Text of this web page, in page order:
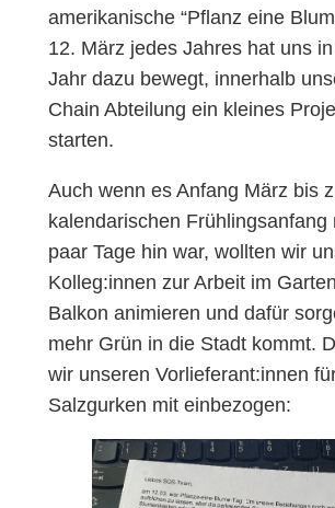
amerikanische “Pflanz eine
12. März jedes Jahres hat uns
Jahr dazu bewegt, innerhalb
Chain Abteilung ein kleines
starten.
Auch wenn es Anfang März bis
kalendarischen Frühlingsanfang
paar Tage hin war, wollten wir
Kolleg:innen zur Arbeit im
Balkon animieren und dafür
mehr Grün in die Stadt kommt.
wir unseren Vorlieferant:innen
Salzgurken mit einbezogen: